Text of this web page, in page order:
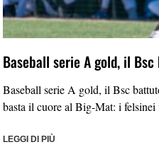
Baseball serie A gold, il
Baseball serie A gold, il Bsc
basta il cuore al Big-Mat: i
LEGGI DI PIÙ